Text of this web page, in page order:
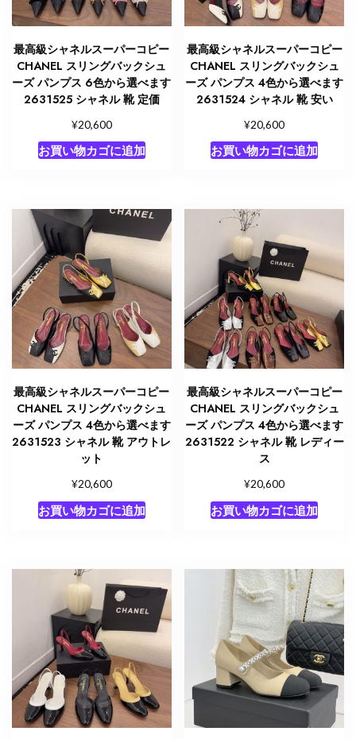
最高級シャネルスーパーコピー
CHANEL スリングバックシュ
ーズ パンプス 6色から選べます
2631525 シャネル 靴 定価
¥20,600
お買い物カゴに追加
最高級シャネルスーパーコピー
CHANEL スリングバックシュ
ーズ パンプス 4色から選べます
2631524 シャネル 靴 安い
¥20,600
お買い物カゴに追加
最高級シャネルスーパーコピー
CHANEL スリングバックシュ
ーズ パンプス 4色から選べます
2631523 シャネル 靴 アウトレ
ット
¥20,600
お買い物カゴに追加
最高級シャネルスーパーコピー
CHANEL スリングバックシュ
ーズ パンプス 4色から選べます
2631522 シャネル 靴 レディー
ス
¥20,600
お買い物カゴに追加